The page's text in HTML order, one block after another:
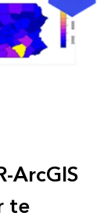
ArcGIS
te